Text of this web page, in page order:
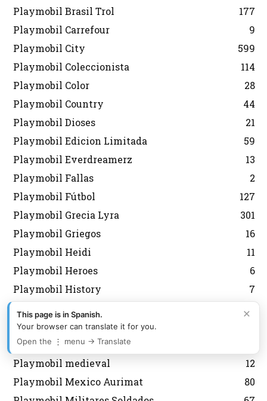
Playmobil Brasil Trol
177
Playmobil Carrefour
9
Playmobil City
599
Playmobil Coleccionista
114
Playmobil Color
28
Playmobil Country
44
Playmobil Dioses
21
Playmobil Edicion Limitada
59
Playmobil Everdreamerz
13
Playmobil Fallas
2
Playmobil Fútbol
127
Playmobil Grecia Lyra
301
Playmobil Griegos
16
Playmobil Heidi
11
Playmobil Heroes
6
Playmobil History
7
Playmobil Korea
Playmobil Magic
Playmobil medieval
12
Playmobil Mexico Aurimat
80
×
This page is in Spanish.
Your browser can translate it for you.
Open the ⋮ menu → Translate